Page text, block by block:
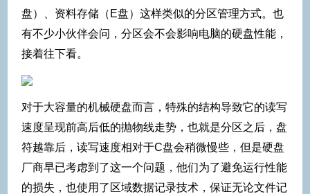
盘）、资料存储（E盘）这样类似的分区管理方式。也
有不少小伙伴会问，分区会不会影响电脑的硬盘性能，
接着往下看。
对于大容量的机械硬盘而言，特殊的结构导致它的读写
速度呈现前高后低的抛物线走势，也就是分区之后，盘
符越靠后，读写速度相对于C盘会稍微慢些，但是硬盘
厂商早已考虑到了这一个问题，他们为了避免运行性能
的损失，也使用了区域数据记录技术，保证无论文件记